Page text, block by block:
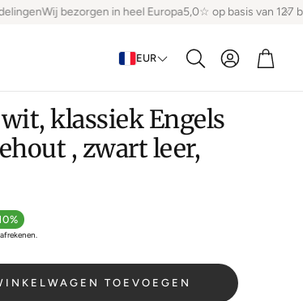
5,0☆ op basis van 127
Wij bezorgen in heel Europa
EUR
Zoeken
Account
klassiek Engels
, zwart leer,
TOEVOEGEN